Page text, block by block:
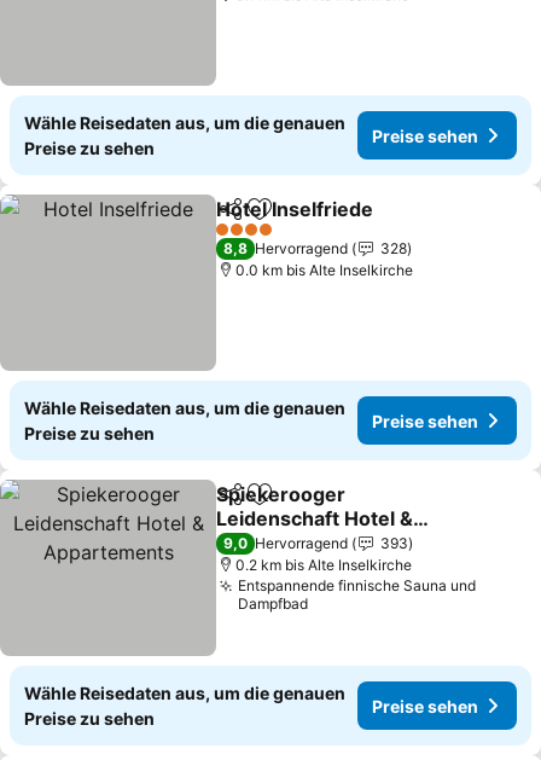
Wähle Reisedaten aus, um die genauen
Preise zu sehen
Preise sehen
TeilenZu Favoriten hinzufügen
Hotel Inselfriede
4 Sterne
8,8 Hervorragend
328
0.0 km bis Alte Inselkirche
Wähle Reisedaten aus, um die genauen
Preise zu sehen
Preise sehen
TeilenZu Favoriten hinzufügen
Spiekerooger
Leidenschaft Hotel &
Appartements
Preise sehen
9,0 Hervorragend
393
0.2 km bis Alte Inselkirche
Entspannende finnische Sauna und
Dampfbad
Wähle Reisedaten aus, um die genauen
Preise zu sehen
Preise sehen